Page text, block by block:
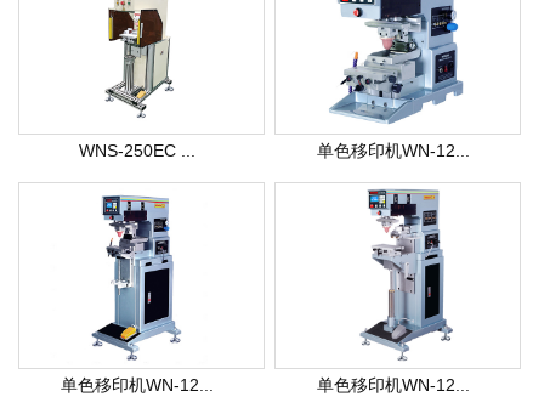
WNS-250EC ... 单色移印机WN-12...
单色移印机WN-12... 单色移印机WN-12...